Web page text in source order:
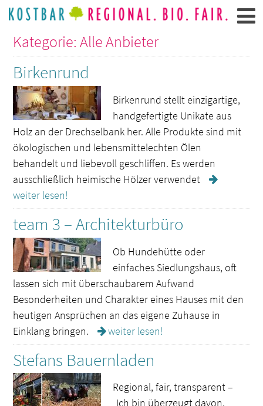
Kategorie: Alle Anbieter
Birkenrund
Birkenrund stellt einzigartige,
handgefertigte Unikate aus
Holz an der Drechselbank her. Alle Produkte sind mit
ökologischen und lebensmittelechten Ölen
behandelt und liebevoll geschliffen. Es werden
ausschließlich heimische Hölzer verwendet
weiter lesen!
team 3 – Architekturbüro
Ob Hundehütte oder
einfaches Siedlungshaus, oft
lassen sich mit überschaubarem Aufwand
Besonderheiten und Charakter eines Hauses mit den
heutigen Ansprüchen an das eigene Zuhause in
Einklang bringen.
weiter lesen!
Stefans Bauernladen
Regional, fair, transparent –
„Ich bin überzeugt davon,